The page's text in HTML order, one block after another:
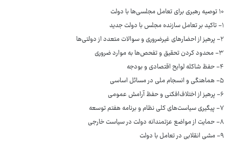
۱۰ توصیه رهبری برای تعامل مجلسی‌ها با دولت
۱- تاکید بر تعامل سازنده مجلس با دولت جدید
۲- پرهیز از احضارهای غیرضروری و سوالات متعدد از دولتی‌ها
۳- محدود کردن تحقیق و تفحص‌ها به موارد ضروری
۴- حفظ شاکله لوایح اقتصادی و بودجه
۵- هماهنگی و انسجام ملی در مسائل اساسی
۶- پرهیز از اختلاف‌افکنی و حفظ آرامش عمومی
۷- پیگیری سیاست‌های کلی نظام و برنامه هفتم توسعه
۸- حمایت از مواضع عزتمندانه دولت در سیاست خارجی
۹- مشی انقلابی در تعامل با دولت